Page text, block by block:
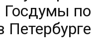
собор
Госдумы по
Петербурге